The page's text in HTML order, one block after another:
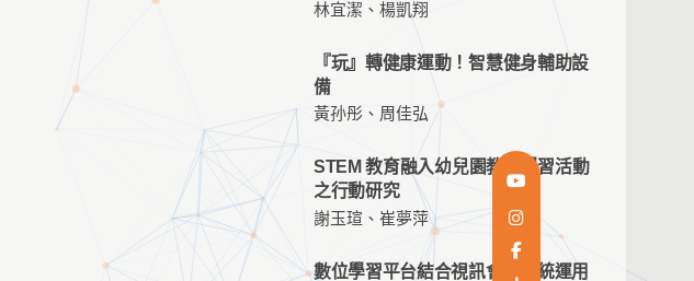
林宜潔、楊凱翔
『玩』轉健康運動！智慧健身輔助設
備
黃孙彤、周佳弘
STEM 教育融入幼兒園教保學習活動
之行動研究
謝玉瑄、崔夢萍
數位學習平台結合視訊會議系統運用